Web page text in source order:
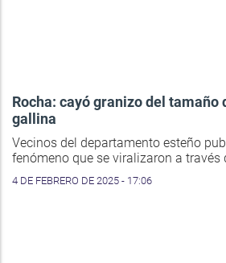
Rocha: cayó granizo del tamaño
gallina
Vecinos del departamento esteño
fenómeno que se viralizaron a través
4 DE FEBRERO DE 2025 - 17:06